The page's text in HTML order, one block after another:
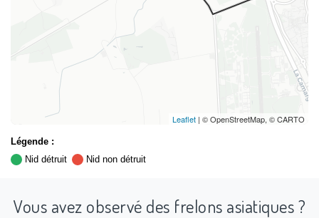
Leaflet | © OpenStreetMap, © CARTO
Légende :
Nid détruit
Nid non détruit
Vous avez observé des frelons asiatiques ?